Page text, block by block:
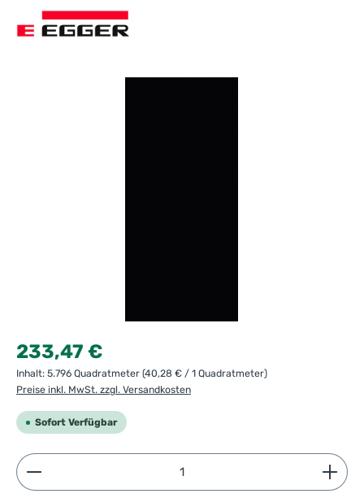
Regulärer Preis:
233,47 €
Inhalt: 5.796 Quadratmeter (40,28 € / 1 Quadratmeter)
Preise inkl. MwSt. zzgl. Versandkosten
Sofort Verfügbar
Produkt Anzahl: Gib den gewünschten Wert ein